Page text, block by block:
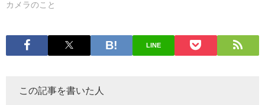
カメラのこと
LINE
この記事を書いた人